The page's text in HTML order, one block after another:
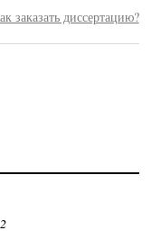
заказать диссертацию?